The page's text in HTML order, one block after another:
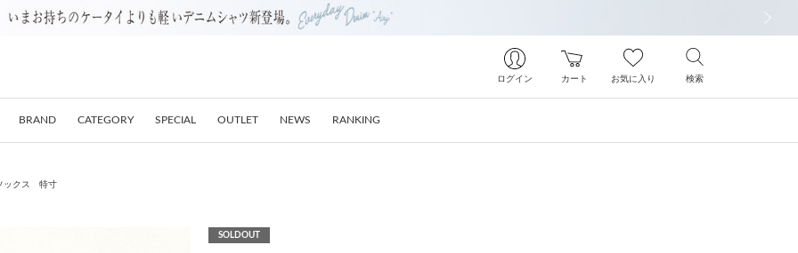
ログイン カート お気に入り 検索
BRAND CATEGORY SPECIAL OUTLET NEWS RANKING
ックス 特寸
SOLDOUT